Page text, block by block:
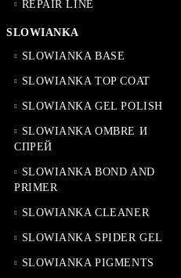
REPAIR LINE
SLOWIANKA
SLOWIANKA BASE
SLOWIANKA TOP COAT
SLOWIANKA GEL POLISH
SLOWIANKA OMBRE И
СПРЕЙ
SLOWIANKA BOND AND
PRIMER
SLOWIANKA CLEANER
SLOWIANKA SPIDER GEL
SLOWIANKA PIGMENTS